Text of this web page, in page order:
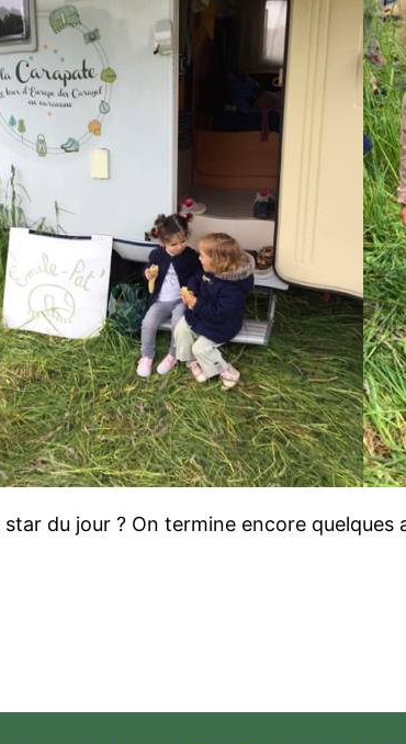
du jour ? On termine encore